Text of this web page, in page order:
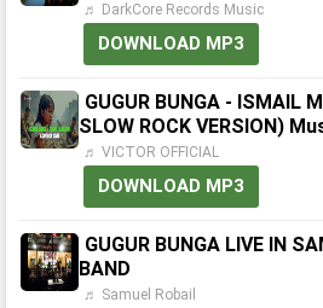
♬ DarkCore Records Music
DOWNLOAD MP3
GUGUR BUNGA - ISMAIL
SLOW ROCK VERSION)
♬ VICTOR OFFICIAL
DOWNLOAD MP3
GUGUR BUNGA LIVE IN
BAND
♬ Samuel Robail